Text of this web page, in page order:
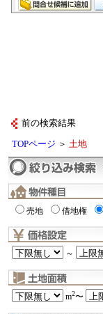
前の検索結果
TOPページ ＞ 土地
売地 借地権
～
m2〜